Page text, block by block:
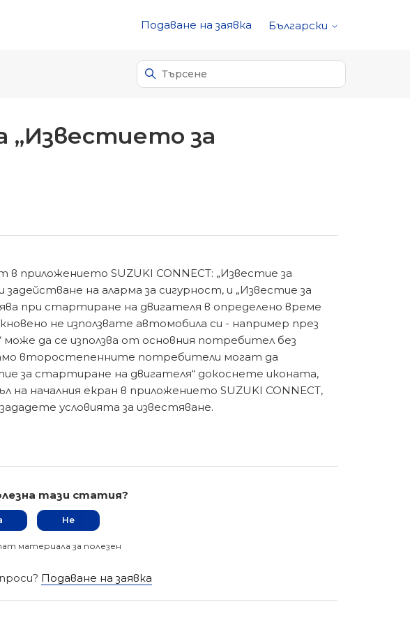
Подаване на заявка Български
„Известието за
приложението SUZUKI CONNECT: „Известие за
на аларма за сигурност, и „Известие за
при стартиране на двигателя в определено време
не използвате автомобила си - например през
да се използва от основния потребител без
второстепенните потребители могат да
за стартиране на двигателя“ докоснете иконата,
на началния екран в приложението SUZUKI CONNECT,
условията за известяване.
тази статия?
Не
материала за полезен
Подаване на заявка